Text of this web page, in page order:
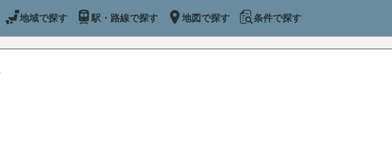
地域で探す 駅・路線で探す 地図で探す 条件で探す